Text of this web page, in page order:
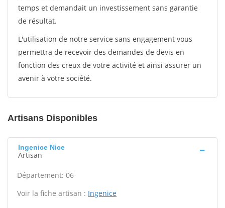
temps et demandait un investissement sans garantie
de résultat.
L'utilisation de notre service sans engagement vous
permettra de recevoir des demandes de devis en
fonction des creux de votre activité et ainsi assurer un
avenir à votre société.
Artisans Disponibles
Ingenice Nice
Artisan
Département: 06
Voir la fiche artisan : Ingenice